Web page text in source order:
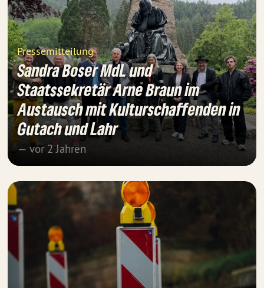
Pressemitteilung
Sandra Boser MdL und
Staatssekretär Arne Braun im
Austausch mit Kulturschaffenden in
Gutach und Lahr
— vor 2 Jahren